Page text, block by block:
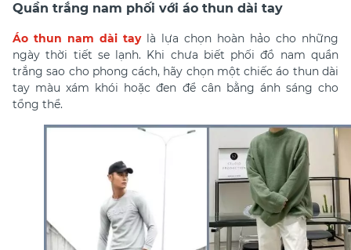
Quần trắng nam phối với áo thun dài tay
Áo thun nam dài taylà lựa chọn hoàn hảo cho những
ngày thời tiết se lạnh. Khi chưa biết phối đồ nam quần
trắng sao cho phong cách, hãy chọn một chiếc áo thun dài
tay màu xám khói hoặc đen để cân bằng ánh sáng cho
tổng thể.